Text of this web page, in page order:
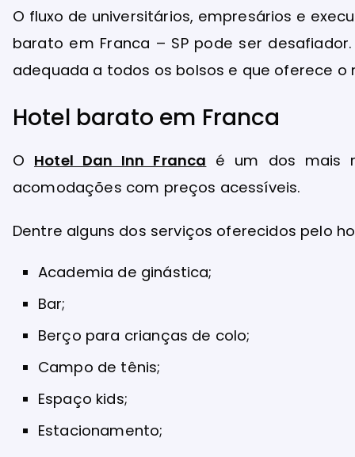
O fluxo de universitários, empresários e
barato em Franca – SP pode ser
adequada a todos os bolsos e que oferece o
Hotel barato em Franca
O Hotel Dan Inn Franca é um dos mais
acomodações com preços acessíveis.
Dentre alguns dos serviços oferecidos pelo
Academia de ginástica;
Bar;
Berço para crianças de colo;
Campo de tênis;
Espaço kids;
Estacionamento;